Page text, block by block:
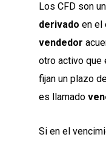
Los CFD son
derivado en el
vendedor
otro activo que
fijan un plazo
es llamado
Si en el